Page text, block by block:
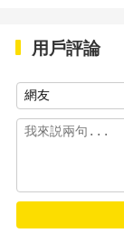
用戶評論